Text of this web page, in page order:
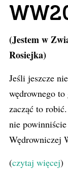
(Jestem w
Rosiejka)
Jeśli jeszcze
wędrownego
zacząć to
nie
Wędrowniczej
(czytaj więcej)